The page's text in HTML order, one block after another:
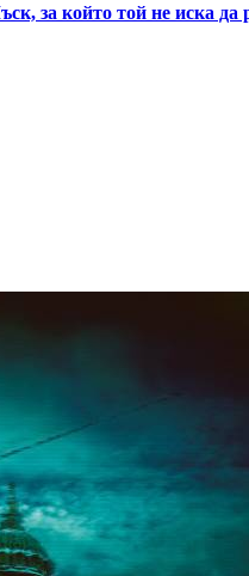
за който той не иска да